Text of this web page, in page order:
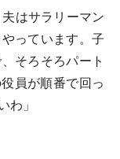
はサラリーマン
っています。子
そろそろパート
員が順番で回っ
わ」